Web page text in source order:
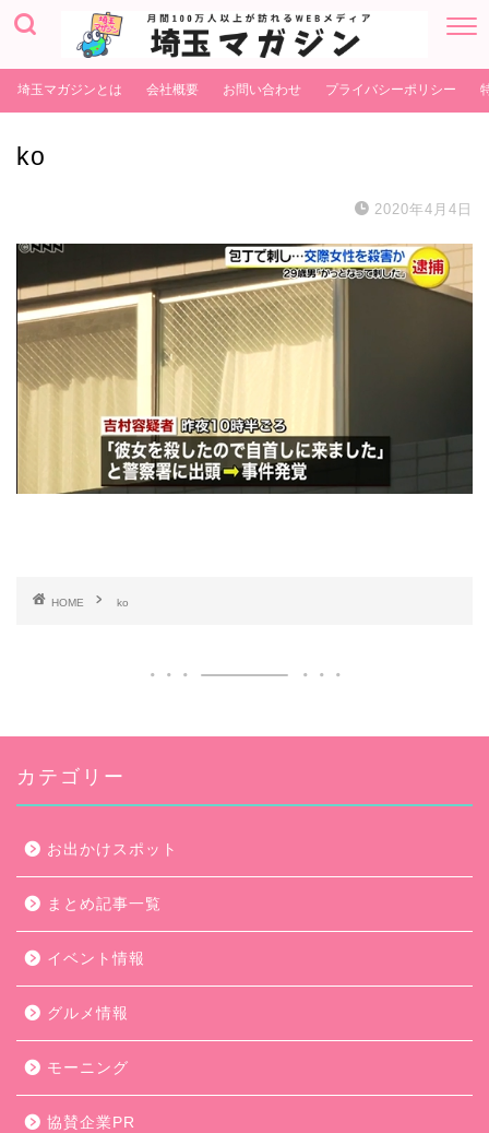
埼玉マガジンとは 会社概要 お問い合わせ プライバシーポリシー
ko
2020年4月4日
HOME ko
カテゴリー
お出かけスポット
まとめ記事一覧
イベント情報
グルメ情報
モーニング
協賛企業PR